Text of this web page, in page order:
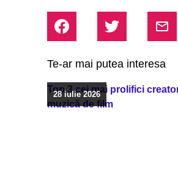
Te-ar mai putea interesa
Top 3 cei mai prolifici
muzică de film
28 iulie 2026